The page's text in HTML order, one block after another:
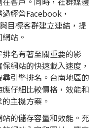
經營Facebook，
目標客群建立連結，提
站。
名有著至關重要的影
網站的快速載入速度，
引擎排名。台南地區的
仔細比較價格，效能和
主機方案。
的儲存容量和效能。充